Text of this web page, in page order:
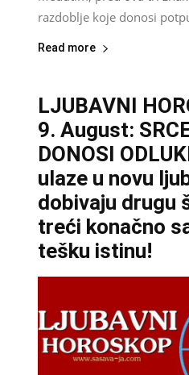
razdoblje koje donosi
Read more
LJUBAVNI
9. August:
DONOSI
ulaze u novu
dobivaju drugu
treći konačno
tešku istinu!